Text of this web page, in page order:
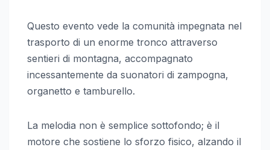
Questo evento vede la comunità impegnata nel
trasporto di un enorme tronco attraverso
sentieri di montagna, accompagnato
incessantemente da suonatori di zampogna,
organetto e tamburello.
La melodia non è semplice sottofondo; è il
motore che sostiene lo sforzo fisico, alzando il